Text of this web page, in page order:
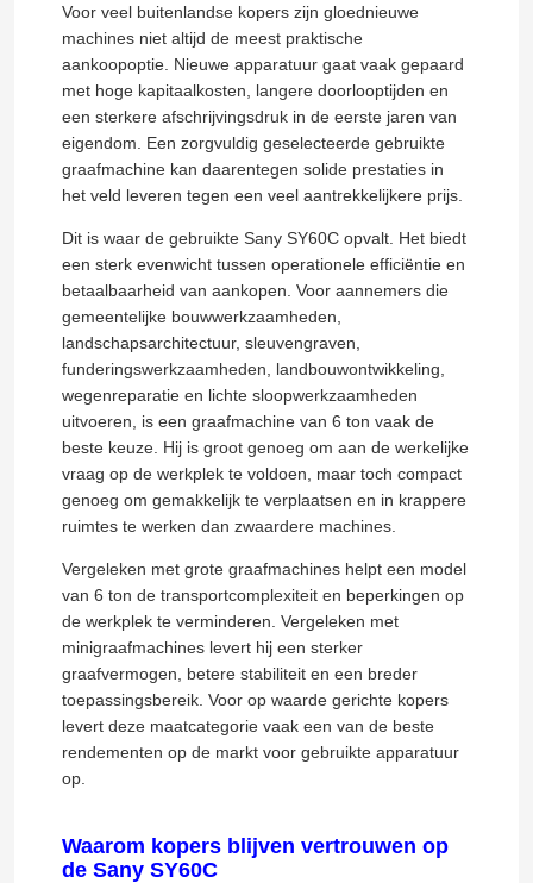
Voor veel buitenlandse kopers zijn gloednieuwe
machines niet altijd de meest praktische
aankoopoptie. Nieuwe apparatuur gaat vaak gepaard
met hoge kapitaalkosten, langere doorlooptijden en
een sterkere afschrijvingsdruk in de eerste jaren van
eigendom. Een zorgvuldig geselecteerde gebruikte
graafmachine kan daarentegen solide prestaties in
het veld leveren tegen een veel aantrekkelijkere prijs.
Dit is waar de gebruikte Sany SY60C opvalt. Het biedt
een sterk evenwicht tussen operationele efficiëntie en
betaalbaarheid van aankopen. Voor aannemers die
gemeentelijke bouwwerkzaamheden,
landschapsarchitectuur, sleuvengraven,
funderingswerkzaamheden, landbouwontwikkeling,
wegenreparatie en lichte sloopwerkzaamheden
uitvoeren, is een graafmachine van 6 ton vaak de
beste keuze. Hij is groot genoeg om aan de werkelijke
vraag op de werkplek te voldoen, maar toch compact
genoeg om gemakkelijk te verplaatsen en in krappere
ruimtes te werken dan zwaardere machines.
Vergeleken met grote graafmachines helpt een model
van 6 ton de transportcomplexiteit en beperkingen op
de werkplek te verminderen. Vergeleken met
minigraafmachines levert hij een sterker
graafvermogen, betere stabiliteit en een breder
toepassingsbereik. Voor op waarde gerichte kopers
levert deze maatcategorie vaak een van de beste
rendementen op de markt voor gebruikte apparatuur
op.
Waarom kopers blijven vertrouwen op
de Sany SY60C